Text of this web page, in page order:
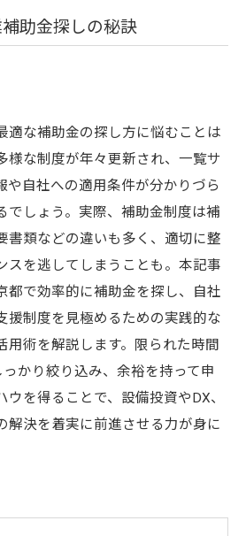
助金探しの秘訣
適な補助金の探し方に悩むことは
様な制度が年々更新され、一覧サ
や自社への適用条件が分かりづら
でしょう。実際、補助金制度は補
書類などの違いも多く、適切に整
スを逃してしまうことも。本記事
都で効率的に補助金を探し、自社
援制度を見極めるための実践的な
用術を解説します。限られた時間
っかり絞り込み、余裕を持って申
を得ることで、設備投資やDX、
解決を着実に前進させる力が身に